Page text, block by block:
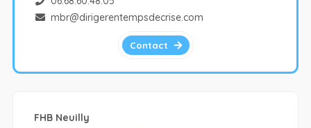
mbr@dirigerentempsdecrise.com
Contact
FHB Neuilly